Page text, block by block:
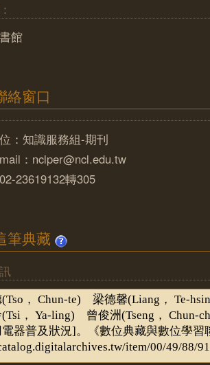
館
絡窗口
：知識服務組-期刊
：nclper@ncl.edu.tw
23619132轉305
筆典藏